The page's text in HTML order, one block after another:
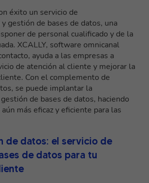
éxito un servicio de
gestión de bases de datos, una
de personal cualificado y de la
XCALLY, software omnicanal
ayuda a las empresas a
de atención al cliente y mejorar la
Con el complemento de
se puede implantar la
de bases de datos, haciendo
más eficaz y eficiente para las
de datos: el servicio de
de datos para tu